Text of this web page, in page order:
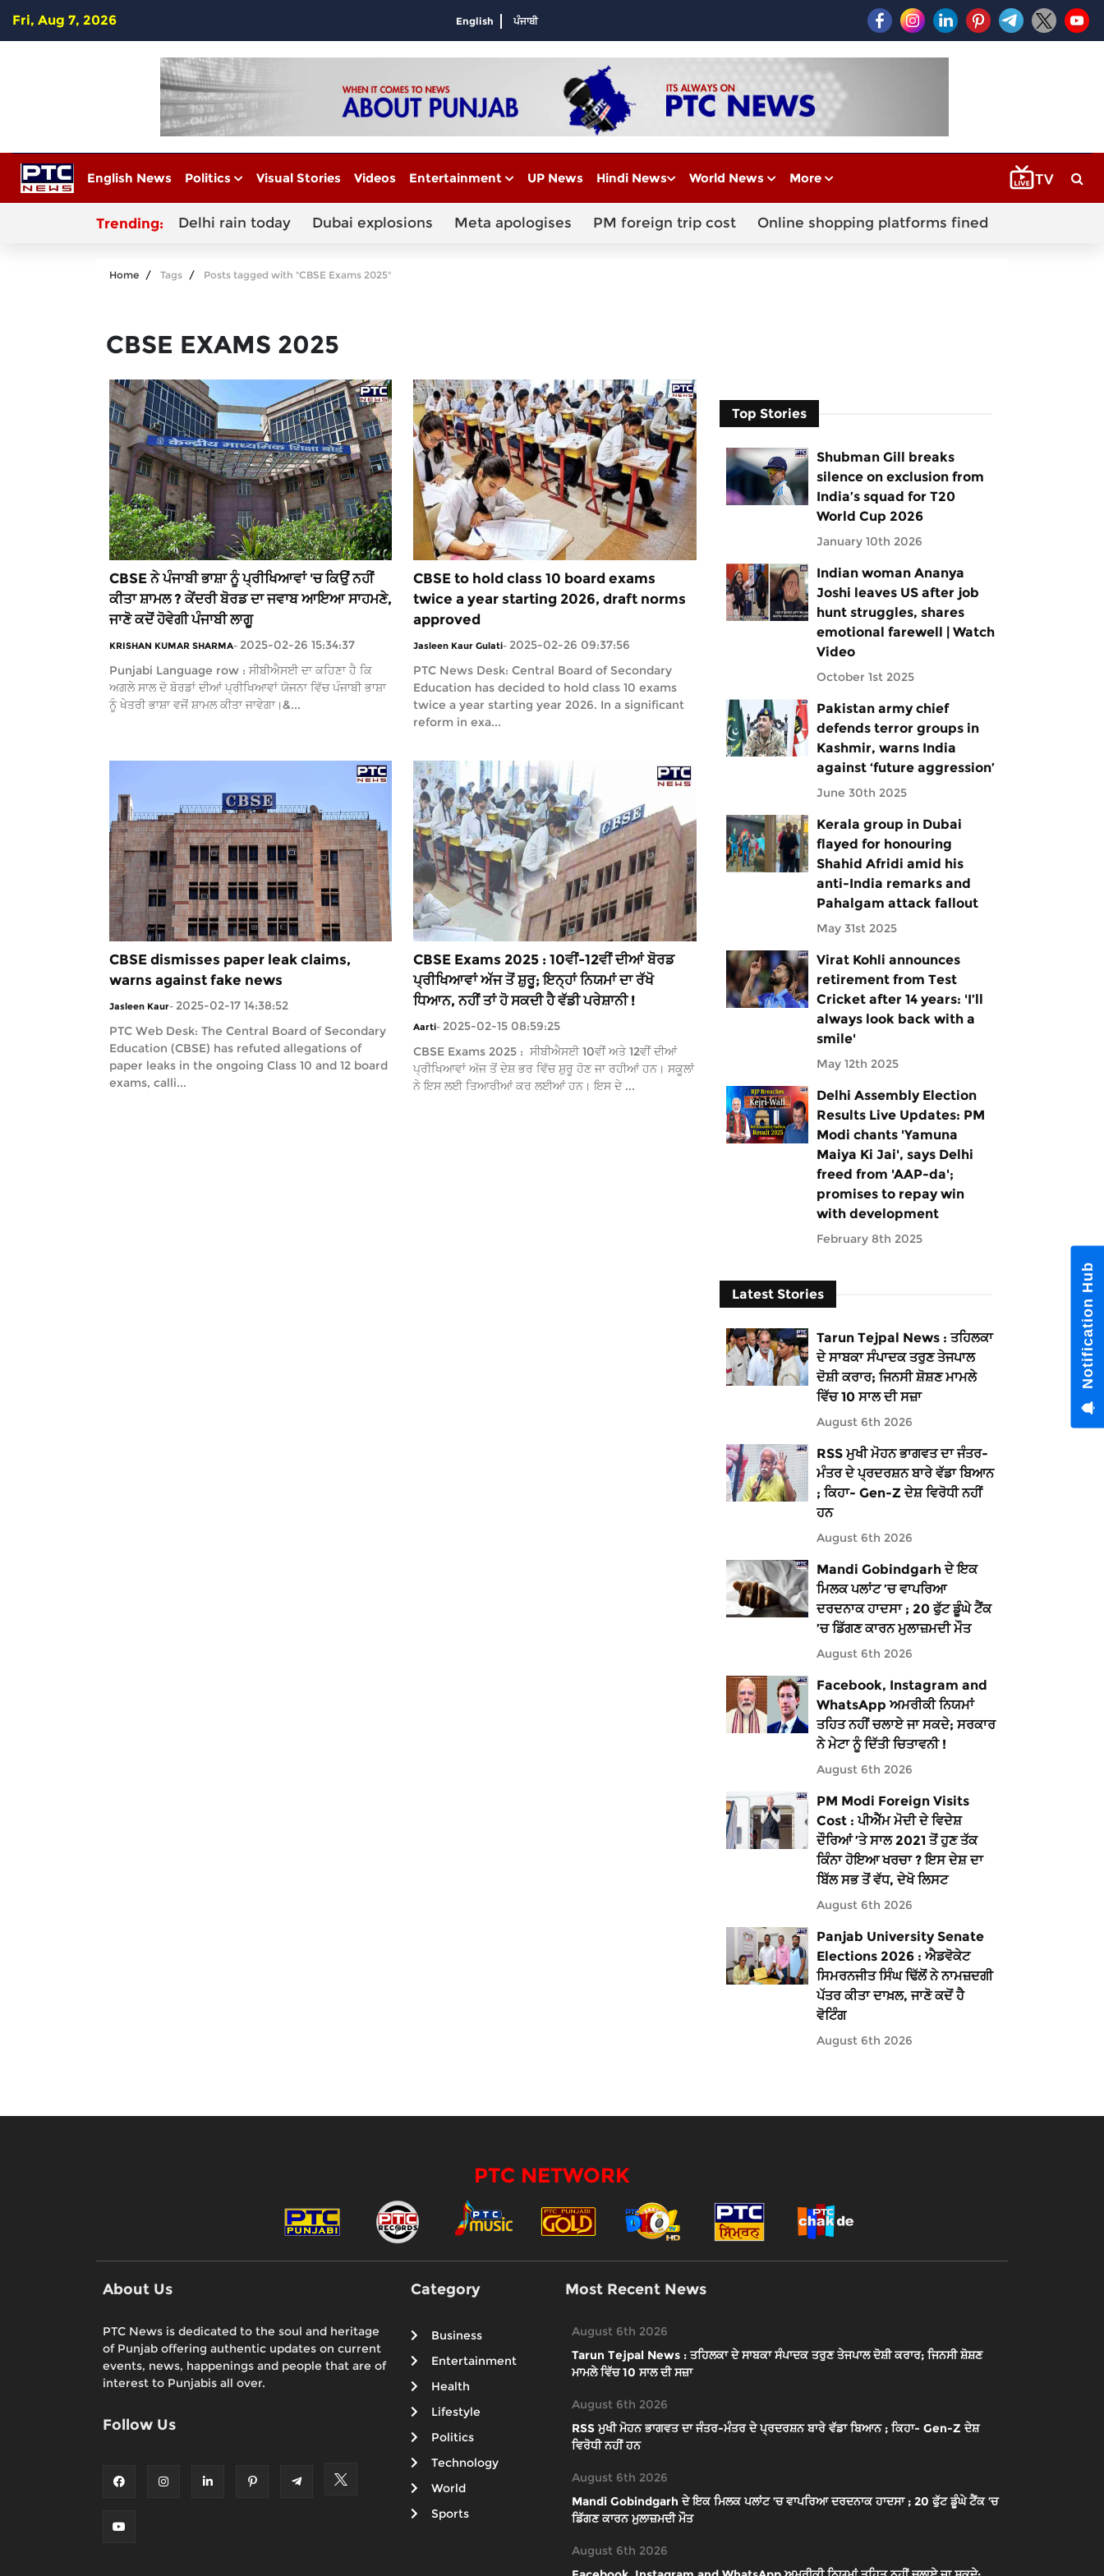
Fri, Aug 7, 2026 English ਪੰਜਾਬੀ
English News Politics Visual Stories Videos Entertainment UP News Hindi News World News More
Trending: Delhi rain today Dubai explosions Meta apologises PM foreign trip cost Online shopping platforms fined
Home Tags Posts tagged with "CBSE Exams 2025"
CBSE EXAMS 2025
CBSE ਨੇ ਪੰਜਾਬੀ ਭਾਸ਼ਾ ਨੂੰ ਪ੍ਰੀਖਿਆਵਾਂ 'ਚ ਕਿਉਂ ਨਹੀਂ
ਕੀਤਾ ਸ਼ਾਮਲ ? ਕੇਂਦਰੀ ਬੋਰਡ ਦਾ ਜਵਾਬ ਆਇਆ ਸਾਹਮਣੇ,
ਜਾਣੋ ਕਦੋਂ ਹੋਵੇਗੀ ਪੰਜਾਬੀ ਲਾਗੂ
KRISHAN KUMAR SHARMA- 2025-02-26 15:34:37
Punjabi Language row : ਸੀਬੀਐਸਈ ਦਾ ਕਹਿਣਾ ਹੈ ਕਿ
ਅਗਲੇ ਸਾਲ ਦੋ ਬੋਰਡਾਂ ਦੀਆਂ ਪ੍ਰੀਖਿਆਵਾਂ ਯੋਜਨਾ ਵਿੱਚ ਪੰਜਾਬੀ ਭਾਸ਼ਾ
ਨੂੰ ਖੇਤਰੀ ਭਾਸ਼ਾ ਵਜੋਂ ਸ਼ਾਮਲ ਕੀਤਾ ਜਾਵੇਗਾ।&...
CBSE to hold class 10 board exams
twice a year starting 2026, draft norms
approved
Jasleen Kaur Gulati- 2025-02-26 09:37:56
PTC News Desk: Central Board of Secondary
Education has decided to hold class 10 exams
twice a year starting year 2026. In a significant
reform in exa...
CBSE dismisses paper leak claims,
warns against fake news
Jasleen Kaur- 2025-02-17 14:38:52
PTC Web Desk: The Central Board of Secondary
Education (CBSE) has refuted allegations of
paper leaks in the ongoing Class 10 and 12 board
exams, calli...
CBSE Exams 2025 : 10ਵੀਂ-12ਵੀਂ ਦੀਆਂ ਬੋਰਡ
ਪ੍ਰੀਖਿਆਵਾਂ ਅੱਜ ਤੋਂ ਸ਼ੁਰੂ; ਇਨ੍ਹਾਂ ਨਿਯਮਾਂ ਦਾ ਰੱਖੋ
ਧਿਆਨ, ਨਹੀਂ ਤਾਂ ਹੋ ਸਕਦੀ ਹੈ ਵੱਡੀ ਪਰੇਸ਼ਾਨੀ !
Aarti- 2025-02-15 08:59:25
CBSE Exams 2025 : ਸੀਬੀਐਸਈ 10ਵੀਂ ਅਤੇ 12ਵੀਂ ਦੀਆਂ
ਪ੍ਰੀਖਿਆਵਾਂ ਅੱਜ ਤੋਂ ਦੇਸ਼ ਭਰ ਵਿੱਚ ਸ਼ੁਰੂ ਹੋਣ ਜਾ ਰਹੀਆਂ ਹਨ। ਸਕੂਲਾਂ
ਨੇ ਇਸ ਲਈ ਤਿਆਰੀਆਂ ਕਰ ਲਈਆਂ ਹਨ। ਇਸ ਦੇ ...
Top Stories
Shubman Gill breaks
silence on exclusion from
India’s squad for T20
World Cup 2026
January 10th 2026
Indian woman Ananya
Joshi leaves US after job
hunt struggles, shares
emotional farewell | Watch
Video
October 1st 2025
Pakistan army chief
defends terror groups in
Kashmir, warns India
against ‘future aggression’
June 30th 2025
Kerala group in Dubai
flayed for honouring
Shahid Afridi amid his
anti-India remarks and
Pahalgam attack fallout
May 31st 2025
Virat Kohli announces
retirement from Test
Cricket after 14 years: 'I’ll
always look back with a
smile'
May 12th 2025
Delhi Assembly Election
Results Live Updates: PM
Modi chants 'Yamuna
Maiya Ki Jai', says Delhi
freed from 'AAP-da';
promises to repay win
with development
February 8th 2025
Latest Stories
Tarun Tejpal News : ਤਹਿਲਕਾ
ਦੇ ਸਾਬਕਾ ਸੰਪਾਦਕ ਤਰੁਣ ਤੇਜਪਾਲ
ਦੋਸ਼ੀ ਕਰਾਰ; ਜਿਨਸੀ ਸ਼ੋਸ਼ਣ ਮਾਮਲੇ
ਵਿੱਚ 10 ਸਾਲ ਦੀ ਸਜ਼ਾ
August 6th 2026
RSS ਮੁਖੀ ਮੋਹਨ ਭਾਗਵਤ ਦਾ ਜੰਤਰ-
ਮੰਤਰ ਦੇ ਪ੍ਰਦਰਸ਼ਨ ਬਾਰੇ ਵੱਡਾ ਬਿਆਨ
; ਕਿਹਾ- Gen-Z ਦੇਸ਼ ਵਿਰੋਧੀ ਨਹੀਂ
ਹਨ
August 6th 2026
Mandi Gobindgarh ਦੇ ਇਕ
ਮਿਲਕ ਪਲਾਂਟ ’ਚ ਵਾਪਰਿਆ
ਦਰਦਨਾਕ ਹਾਦਸਾ ; 20 ਫੁੱਟ ਡੂੰਘੇ ਟੈਂਕ
’ਚ ਡਿੱਗਣ ਕਾਰਨ ਮੁਲਾਜ਼ਮਦੀ ਮੌਤ
August 6th 2026
Facebook, Instagram and
WhatsApp ਅਮਰੀਕੀ ਨਿਯਮਾਂ
ਤਹਿਤ ਨਹੀਂ ਚਲਾਏ ਜਾ ਸਕਦੇ; ਸਰਕਾਰ
ਨੇ ਮੇਟਾ ਨੂੰ ਦਿੱਤੀ ਚਿਤਾਵਨੀ !
August 6th 2026
PM Modi Foreign Visits
Cost : ਪੀਐੱਮ ਮੋਦੀ ਦੇ ਵਿਦੇਸ਼
ਦੌਰਿਆਂ ’ਤੇ ਸਾਲ 2021 ਤੋਂ ਹੁਣ ਤੱਕ
ਕਿੰਨਾ ਹੋਇਆ ਖਰਚਾ ? ਇਸ ਦੇਸ਼ ਦਾ
ਬਿੱਲ ਸਭ ਤੋਂ ਵੱਧ, ਦੇਖੋ ਲਿਸਟ
August 6th 2026
Panjab University Senate
Elections 2026 : ਐਡਵੋਕੇਟ
ਸਿਮਰਨਜੀਤ ਸਿੰਘ ਢਿੱਲੋਂ ਨੇ ਨਾਮਜ਼ਦਗੀ
ਪੱਤਰ ਕੀਤਾ ਦਾਖ਼ਲ, ਜਾਣੋ ਕਦੋਂ ਹੈ
ਵੋਟਿੰਗ
August 6th 2026
PTC NETWORK
About Us
PTC News is dedicated to the soul and heritage
of Punjab offering authentic updates on current
events, news, happenings and people that are of
interest to Punjabis all over.
Follow Us
Category
Business
Entertainment
Health
Lifestyle
Politics
Technology
World
Sports
Most Recent News
August 6th 2026
Tarun Tejpal News : ਤਹਿਲਕਾ ਦੇ ਸਾਬਕਾ ਸੰਪਾਦਕ ਤਰੁਣ ਤੇਜਪਾਲ ਦੋਸ਼ੀ ਕਰਾਰ; ਜਿਨਸੀ ਸ਼ੋਸ਼ਣ
ਮਾਮਲੇ ਵਿੱਚ 10 ਸਾਲ ਦੀ ਸਜ਼ਾ
August 6th 2026
RSS ਮੁਖੀ ਮੋਹਨ ਭਾਗਵਤ ਦਾ ਜੰਤਰ-ਮੰਤਰ ਦੇ ਪ੍ਰਦਰਸ਼ਨ ਬਾਰੇ ਵੱਡਾ ਬਿਆਨ ; ਕਿਹਾ- Gen-Z ਦੇਸ਼
ਵਿਰੋਧੀ ਨਹੀਂ ਹਨ
August 6th 2026
Mandi Gobindgarh ਦੇ ਇਕ ਮਿਲਕ ਪਲਾਂਟ ’ਚ ਵਾਪਰਿਆ ਦਰਦਨਾਕ ਹਾਦਸਾ ; 20 ਫੁੱਟ ਡੂੰਘੇ ਟੈਂਕ ’ਚ
ਡਿੱਗਣ ਕਾਰਨ ਮੁਲਾਜ਼ਮਦੀ ਮੌਤ
August 6th 2026
Notification Hub